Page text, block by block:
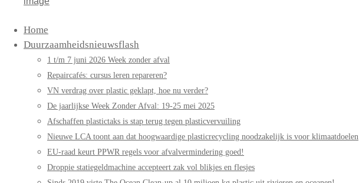
again
Primary
Menu
Home
Duurzaamheidsnieuwsflash
1 t/m 7 juni 2026 Week zonder afval
Repaircafés: cursus leren repareren?
VN verdrag over plastic geklapt, hoe nu verder?
De jaarlijkse Week Zonder Afval: 19-25 mei 2025
Afschaffen plastictaks is stap terug tegen plasticvervuiling
Nieuwe LCA toont aan dat hoogwaardige plasticrecycling noodzakelijk is voor klimaatdoelen
EU-raad keurt PPWR regels voor afvalvermindering goed!
Droppie statiegeldmachine accepteert zak vol blikjes en flesjes